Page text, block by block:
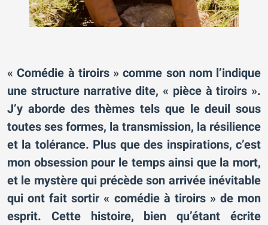
« Comédie à tiroirs » comme son nom l’indique
une structure narrative dite, « pièce à tiroirs ».
J’y aborde des thèmes tels que le deuil sous
toutes ses formes, la transmission, la résilience
et la tolérance. Plus que des inspirations, c’est
mon obsession pour le temps ainsi que la mort,
et le mystère qui précède son arrivée inévitable
qui ont fait sortir « comédie à tiroirs » de mon
esprit. Cette histoire, bien qu’étant écrite